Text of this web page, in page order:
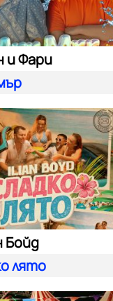
и Фари
Бойд
лято